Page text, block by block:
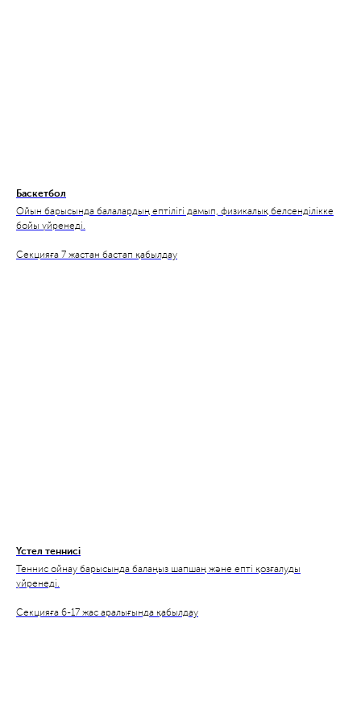
Баскетбол
Ойын барысында балалардың ептілігі дамып, физикалық белсенділікке
бойы үйренеді.
Секцияға 7 жастан бастап қабылдау
Үстел теннисі
Теннис ойнау барысында балаңыз шапшаң және епті қозғалуды
үйренеді.
Секцияға 6-17 жас аралығында қабылдау